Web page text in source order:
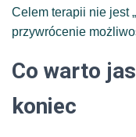
Celem terapii nie jest
przywrócenie
Co warto
koniec